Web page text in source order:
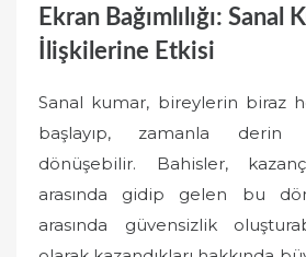
Ekran Bağımlılığı: Sanal
İlişkilerine Etkisi
Sanal kumar, bireylerin biraz
başlayıp, zamanla derin
dönüşebilir. Bahisler,
arasında gidip gelen bu
arasında güvensizlik